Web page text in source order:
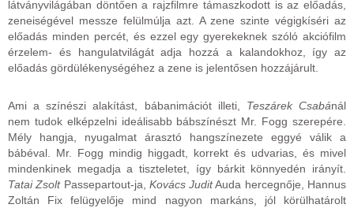
látványvilágában döntően a rajzfilmre támaszkodott is az előadás,
zeneiségével messze felülmúlja azt. A zene szinte végigkíséri az
előadás minden percét, és ezzel egy gyerekeknek szóló akciófilm
érzelem- és hangulatvilágát adja hozzá a kalandokhoz, így az
előadás gördülékenységéhez a zene is jelentősen hozzájárult.
Ami a színészi alakítást, bábanimációt illeti, Teszárek Csabánál
nem tudok elképzelni ideálisabb bábszínészt Mr. Fogg szerepére.
Mély hangja, nyugalmat árasztó hangszínezete eggyé válik a
bábéval. Mr. Fogg mindig higgadt, korrekt és udvarias, és mivel
mindenkinek megadja a tiszteletet, így bárkit könnyedén irányít.
Tatai ZsoltPassepartout-ja, Kovács JuditAuda hercegnője, Hannus
Zoltán Fix felügyelője mind nagyon markáns, jól körülhatárolt